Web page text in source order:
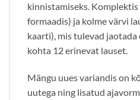
kinnistamiseks.
formaadis) ja kolme värvi
kaarti), mis tulevad jaotada
kohta 12 erinevat lauset.
Mängu uues variandis on
uutega ning lisatud